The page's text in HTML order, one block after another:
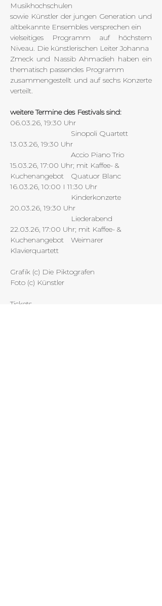
Musikhochschulen
sowie Künstler der jungen Generation und
altbekannte Ensembles versprechen ein
vielseitiges Programm auf höchstem
Niveau. Die künstlerischen Leiter Johanna
Zmeck und Nassib Ahmadieh haben ein
thematisch passendes Programm
zusammengestellt und auf sechs Konzerte
verteilt.
weitere Termine des Festivals sind:
06.03.26, 19:30 Uhr
			Sinopoli Quartett
13.03.26, 19:30 Uhr
			Accio Piano Trio
15.03.26, 17:00 Uhr; mit Kaffee- &
Kuchenangebot 	Quatuor Blanc
16.03.26, 10:00 I 11:30 Uhr
			Kinderkonzerte
20.03.26, 19:30 Uhr
			Liederabend
22.03.26, 17:00 Uhr; mit Kaffee- &
Kuchenangebot	Weimarer
Klavierquartett
Grafik (c) Die Piktografen
Foto (c) Künstler
Tickets